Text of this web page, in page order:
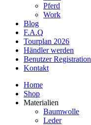
Pferd
Work
Blog
F.A.Q
Tourplan 2026
Händler werden
Benutzer Registration
Kontakt
Home
Shop
Materialien
Baumwolle
Leder